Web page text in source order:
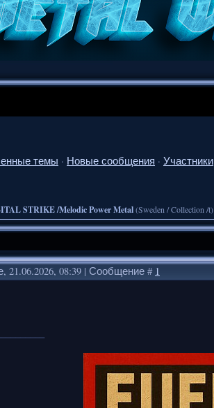
темы · Новые сообщения · Участники
STRIKE /Melodic Power Metal(Sweden / Collection /t)
21.06.2026, 08:39 | Сообщение # 1